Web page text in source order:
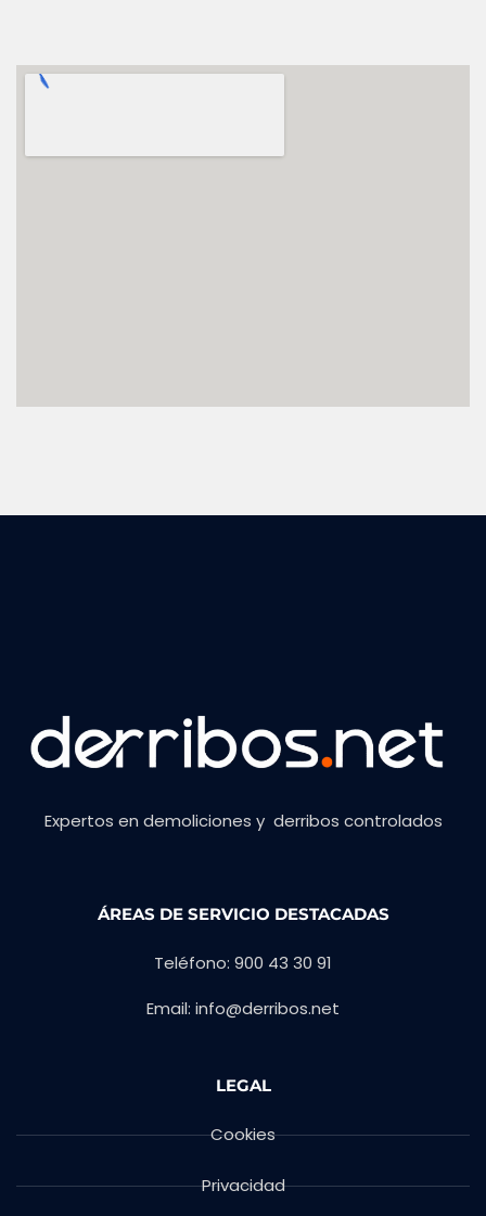
Expertos en demoliciones y derribos controlados
ÁREAS DE SERVICIO DESTACADAS
Teléfono: 900 43 30 91
Email: info@derribos.net
LEGAL
Cookies
Privacidad